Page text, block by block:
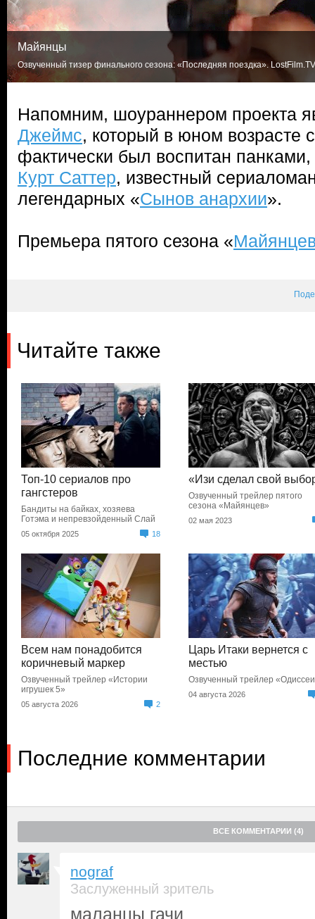
Майянцы
Озвученный тизер финального сезона: «Последняя поездка». LostFilm.TV
Напомним, шоураннером проекта
Джеймс, который в юном возрасте
фактически был воспитан
Курт Саттер, известный
легендарных «Сынов анархии».
Премьера пятого сезона «
Читайте также
Топ-10 сериалов про
гангстеров
Бандиты на байках, хозяева
Готэма и непревзойденный Слай
05 октября 2025 18
«Изи сделал свой
Озвученный трейлер пятого
сезона «Майянцев»
02 мая 2023
Всем нам понадобится
коричневый маркер
Озвученный трейлер «Истории
игрушек 5»
05 августа 2026 2
Царь Итаки вернется с
местью
Озвученный трейлер
04 августа 2026
Последние комментарии
ВСЕ КОММЕНТАРИИ (4)
nograf
Заслуженный зритель
маланцы гачи